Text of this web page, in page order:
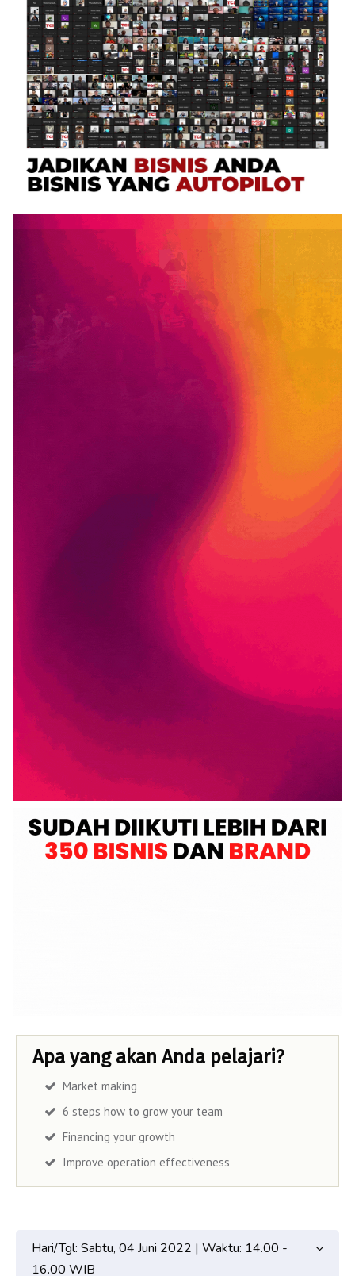
Apa yang akan Anda pelajari?
Market making
6 steps how to grow your team
Financing your growth
Improve operation effectiveness
Hari/Tgl: Sabtu, 04 Juni 2022 | Waktu: 14.00 -
16.00 WIB